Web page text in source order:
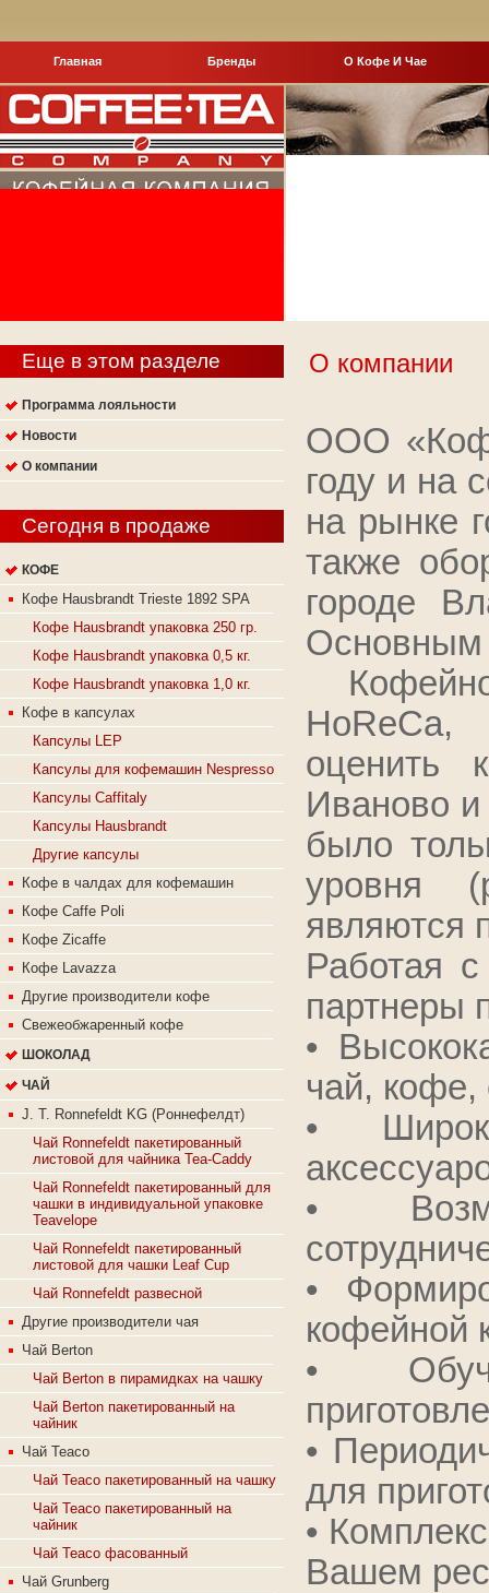
Главная Бренды О Кофе И Чае
Еще в этом разделе
Программа лояльности
Новости
О компании
Сегодня в продаже
КОФЕ
Кофе Hausbrandt Trieste 1892 SPA
Кофе Hausbrandt упаковка 250 гр.
Кофе Hausbrandt упаковка 0,5 кг.
Кофе Hausbrandt упаковка 1,0 кг.
Кофе в капсулах
Капсулы LEP
Капсулы для кофемашин Nespresso
Капсулы Caffitaly
Капсулы Hausbrandt
Другие капсулы
Кофе в чалдах для кофемашин
Кофе Caffe Poli
Кофе Zicaffe
Кофе Lavazza
Другие производители кофе
Свежеобжаренный кофе
ШОКОЛАД
ЧАЙ
J. T. Ronnefeldt KG (Рoннeфeлдт)
Чай Ronnefeldt пакетированный
листовой для чайника Tea-Caddy
Чай Ronnefeldt пакетированный для
чашки в индивидуальной упаковке
Teavelope
Чай Ronnefeldt пакетированный
листовой для чашки Leaf Cup
Чай Ronnefeldt развесной
Другие производители чая
Чай Berton
Чай Berton в пирамидках на чашку
Чай Berton пакетированный на
чайник
Чай Teaco
Чай Teaco пакетированный на чашку
Чай Teaco пакетированный на
чайник
Чай Teaco фасованный
Чай Grunberg
О компании
ООО
году и на
на рынке
также
городе
HoReCa,
оценить
Иваново
было
уровня
являются
Работая
партнеры
•
чай,
•
•
•
кофейной
•
•
для
•
Вашем